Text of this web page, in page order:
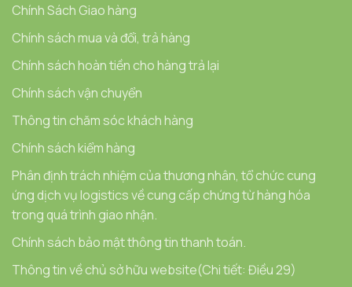
Chính Sách Giao hàng
Chính sách mua và đổi, trả hàng
Chính sách hoàn tiền cho hàng trả lại
Chính sách vận chuyển
Thông tin chăm sóc khách hàng
Chính sách kiểm hàng
Phân định trách nhiệm của thương nhân, tổ chức cung
ứng dịch vụ logistics về cung cấp chứng từ hàng hóa
trong quá trình giao nhận.
Chính sách bảo mật thông tin thanh toán.
Thông tin về chủ sở hữu website(Chi tiết: Điều 29)